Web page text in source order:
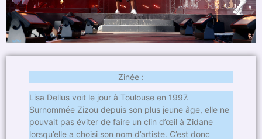
Zinée :
Lisa Dellus voit le jour à Toulouse en 1997.
Surnommée Zizou depuis son plus jeune âge, elle ne
pouvait pas éviter de faire un clin d’œil à Zidane
lorsqu’elle a choisi son nom d’artiste. C’est donc